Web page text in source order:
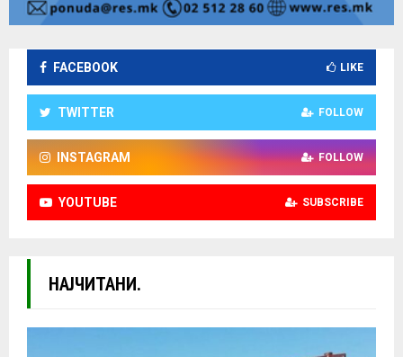
FACEBOOK LIKE
TWITTER FOLLOW
INSTAGRAM FOLLOW
YOUTUBE SUBSCRIBE
НАЈЧИТАНИ.